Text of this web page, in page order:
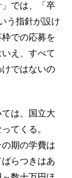
では、「卒
う指針が設け
での応募を
え、すべて
ではないの
ては、国立大
てくる。
の期の学費は
らつきはあ